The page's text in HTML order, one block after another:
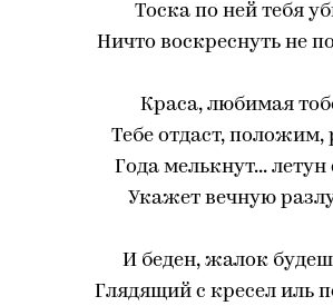
Тоска по ней тебя
Ничто воскреснуть не
Краса, любимая
Тебе отдаст, положим,
Года мелькнут... летун
Укажет вечную
И беден, жалок
Глядящий с кресел иль